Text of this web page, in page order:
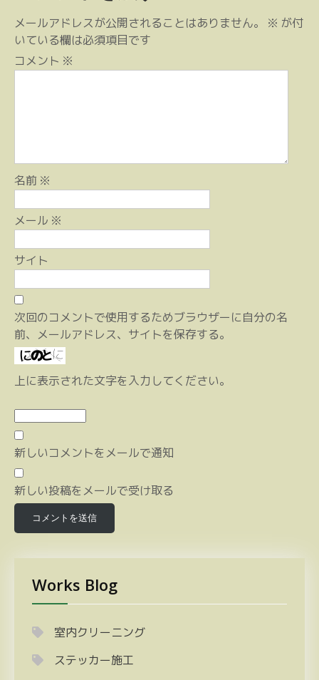
ゲ
ー
シ
メールアドレスが公開されることはありません。 ※ が付
いている欄は必須項目です
コメント ※
名前 ※
メール ※
サイト
次回のコメントで使用するためブラウザーに自分の名
前、メールアドレス、サイトを保存する。
上に表示された文字を入力してください。
新しいコメントをメールで通知
新しい投稿をメールで受け取る
Works Blog
室内クリーニング
ステッカー施工